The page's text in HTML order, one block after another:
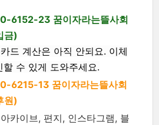
6152-23 꿈이자라는뜰사회
금)
드 계산은 아직 안되요. 이체
할 수 있게 도와주세요.
6215-13 꿈이자라는뜰사회
원)
카이브, 편지, 인스타그램, 블